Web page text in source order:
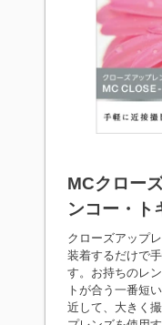
MCクロー
ンコー・ト
クローズアップ
装着するだけで
す。お持ちのレ
トが合う一番短
近して、大きく